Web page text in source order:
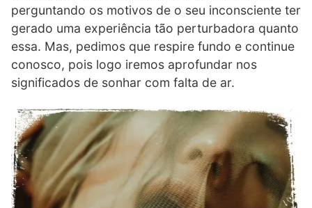
perguntando os motivos de o seu inconsciente ter
gerado uma experiência tão perturbadora quanto
essa. Mas, pedimos que respire fundo e continue
conosco, pois logo iremos aprofundar nos
significados de sonhar com falta de ar.